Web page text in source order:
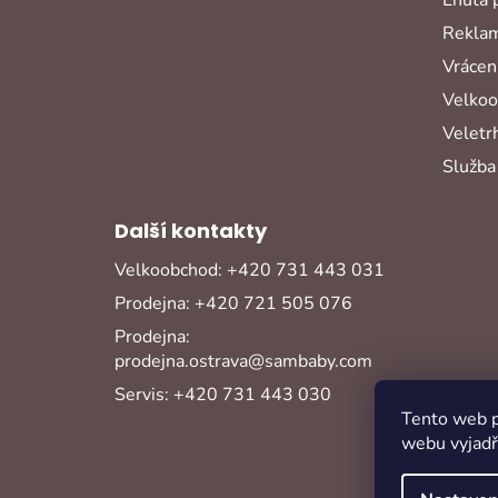
Tento web
webu
Další kontakty
Velkoobchod: +420 731 443 031
Prodejna: +420 721 505 076
Prodejna:
prodejna.ostrava@sambaby.com
Servis: +420 731 443 030